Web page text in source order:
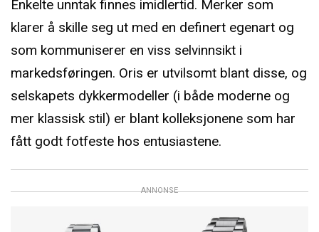
Enkelte unntak finnes imidlertid. Merker som
klarer å skille seg ut med en definert egenart og
som kommuniserer en viss selvinnsikt i
markedsføringen. Oris er utvilsomt blant disse, og
selskapets dykkermodeller (i både moderne og
mer klassisk stil) er blant kolleksjonene som har
fått godt fotfeste hos entusiastene.
ANNONSE